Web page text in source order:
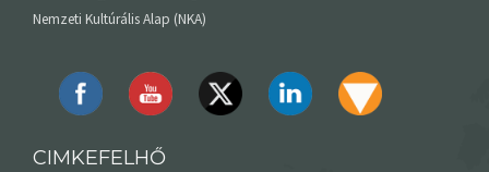
Nemzeti Kultúrális Alap (NKA)
CIMKEFELHŐ